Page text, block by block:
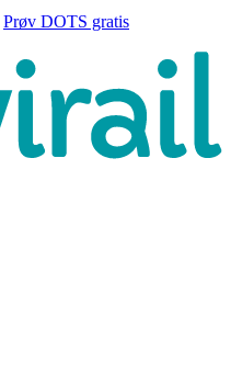
Prøv DOTS gratis